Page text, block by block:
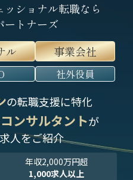
ショナル転職なら
ートナーズ
ル 事業会社
社外役員
の転職支援に特化
ンサルタントが
人をご紹介
年収2,000万円超
1,000求人以上